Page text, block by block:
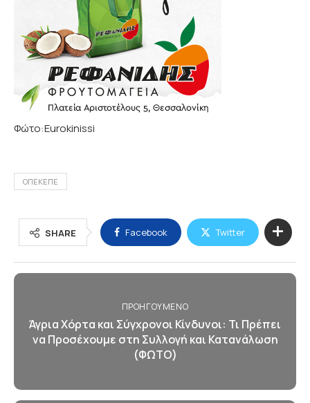
Φώτο:Eurokinissi
ΟΠΕΚΕΠΕ
SHARE Facebook Twitter
ΠΡΟΗΓΟΎΜΕΝΟ
Άγρια Χόρτα και Σύγχρονοι Κίνδυνοι: Τι Πρέπει
να Προσέχουμε στη Συλλογή και Κατανάλωση
(ΦΩΤΟ)